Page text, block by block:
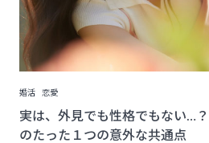
婚活 恋愛
実は、外見でも性格でもない…
のたった１つの意外な共通点